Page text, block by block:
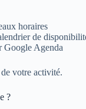
horaires
de
Google Agenda
votre activité.
?